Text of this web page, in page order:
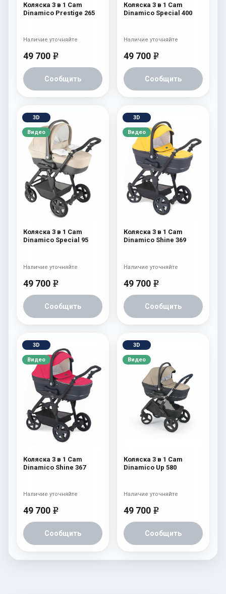
Коляска 3 в 1 Cam
Dinamico Prestige 265
49 700 e
Сообщить
Наличие уточняйте
Коляска 3 в 1 Cam
Dinamico Special 400
49 700 e
Сообщить
Наличие уточняйте
3D
Видео
Коляска 3 в 1 Cam
Dinamico Special 95
49 700 e
Сообщить
Наличие уточняйте
3D
Видео
Коляска 3 в 1 Cam
Dinamico Shine 369
49 700 e
Сообщить
Наличие уточняйте
3D
Видео
Коляска 3 в 1 Cam
Dinamico Shine 367
49 700 e
Сообщить
Наличие уточняйте
3D
Видео
Коляска 3 в 1 Cam
Dinamico Up 580
49 700 e
Сообщить
Наличие уточняйте